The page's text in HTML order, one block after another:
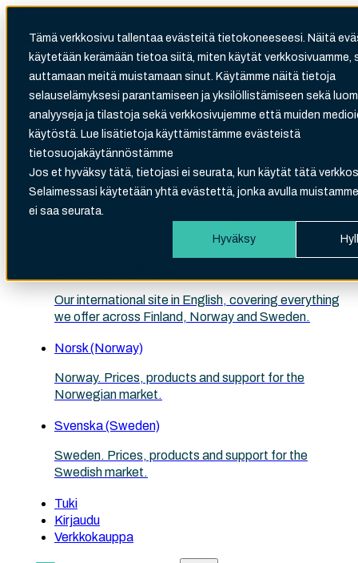
Tämä verkkosivu tallentaa evästeitä tietokoneeseesi. Näitä
käytetään kerämään tietoa siitä, miten käytät verkkosivuamme,
auttamaan meitä muistamaan sinut. Käytämme näitä tietoja
selauselämyksesi parantamiseen ja yksilöllistämiseen sekä
analyyseja ja tilastoja sekä verkkosivujemme että muiden
käytöstä. Lue lisätietoja käyttämistämme evästeistä
tietosuojakäytännöstämme
Jos et hyväksy tätä, tietojasi ei seurata, kun käytät tätä
Selaimessasi käytetään yhtä evästettä, jonka avulla
ei saa seurata.
Hyväksy
Search
There are no suggestions because the search
Suomi (Finland)
Choose your site
Velg ditt marked · Välj din marknad · Valitse markkina-
Our international site in English, covering everything
we offer across Finland, Norway and Sweden.
Norsk (Norway)
Norway. Prices, products and support for the
Norwegian market.
Svenska (Sweden)
Sweden. Prices, products and support for the
Swedish market.
Tuki
Kirjaudu
Verkkokauppa